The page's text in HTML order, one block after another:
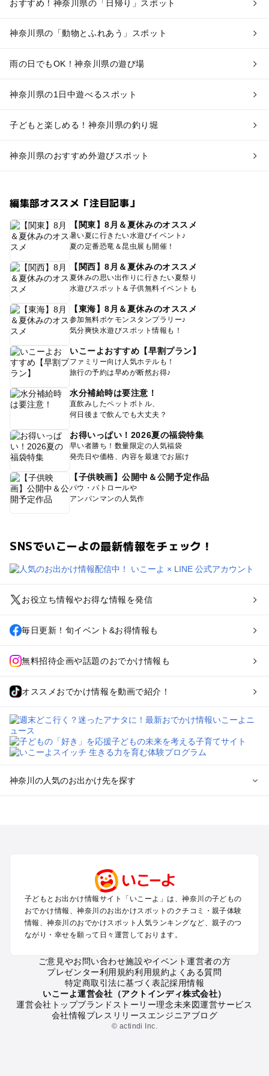
おすすめ！神奈川県の「日帰り」スポット
神奈川県の「動物とふれあう」スポット
雨の日でもOK！神奈川県の遊び場
神奈川県の1日中遊べるスポット
子どもと楽しめる！神奈川県の釣り堀
神奈川県のおすすめ外遊びスポット
編集部オススメ「注目記事」
【関東】8月＆夏休みのオススメ
暑い夏に行きたい水遊びイベント♪
夏の定番恐竜＆昆虫展も開催！
【関西】8月＆夏休みのオススメ
夏休みの思い出作りに行きたい夏祭り
水遊びスポット＆子供無料イベントも
【東海】8月＆夏休みのオススメ
参加無料ポケモンスタンプラリー♪
気分爽快水遊びスポット情報も！
いこーよおすすめ【早割プラン】
ファミリー向け人気ホテルも！
旅行の予約は早めが断然お得♪
水分補給時は要注意！
直飲みしたペットボトル、
何日後まで飲んでも大丈夫？
お得いっぱい！2026夏の福袋特集
早い者勝ち！数量限定の人気福袋
発売日や価格、内容を最速でお届け
【子供映画】公開中＆公開予定作品
パウ・パトロールや
アンパンマンの人気作
SNSでいこーよの最新情報をチェック！
お役立ち情報やお得な情報を発信
毎日更新！旬イベント&お得情報も
無料招待企画や話題のおでかけ情報も
オススメおでかけ情報を動画で紹介！
神奈川の人気のお出かけ先を探す
小田原・熱海・湯河原・真鶴のプールお出かけ
町田・相模原・愛川・上野原のプールお出かけ
新横浜・港北エリア・日吉・青葉台・鶴見のプールお出かけ
川崎のプールお出かけ
海老名・厚木のプールお出かけ
箱根（湯本・強羅・小涌谷・仙石原・芦ノ湖）のプールお出か
秦野・南足柄・丹沢のプールお出かけ
戸塚・港南・旭・瀬谷・泉（横浜）のプールお出かけ
子どもとお出かけ情報サイト「いこーよ」は、神奈川の子どもの
おでかけ情報、神奈川のお出かけスポットのクチコミ・親子体験
情報、神奈川のおでかけスポット人気ランキングなど、親子のつ
ながり・幸せを願って日々運営しております。
ご意見やお問い合わせ施設やイベント運営者の方
プレゼンター利用規約利用規約よくある質問
特定商取引法に基づく表記採用情報
いこーよ運営会社（アクトインディ株式会社）
運営会社トップブランドストーリー理念未来図運営サービス
会社情報プレスリリース エンジニアブログ
© actindi Inc.